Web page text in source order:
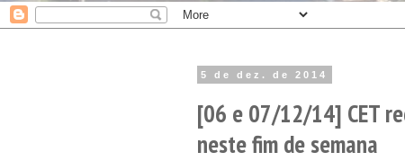
5 de dez. de 2014
[06 e 07/12/14] CET
neste fim de semana